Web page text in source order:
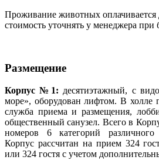
Проживание животных оплачивается
стоимость уточнять у менеджера при
Размещение
Корпус №1: десятиэтажный, с
море», оборудован лифтом. В холле
служба приема и размещения,
общественный санузел. Всего в
номеров 6 категорий различного
Корпус рассчитан на прием 324
или 324 гостя с учетом